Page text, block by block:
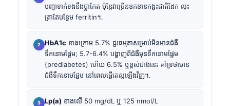
បញ្ហាទាក់ទងនឹងប្លាកែត ប៉ុន្តែវាច្រើនខកខានកង្វះជាតិដែក លុះ
ត្រាតែបន្ថែម ferritin។.
HbA1c ខាងក្រោម 5.7% ជួរធម្មតាសម្រាប់មិនមានជំងឺ
ទឹកនោមផ្អែម; 5.7-6.4% បង្ហាញពីជំងឺមុនទឹកនោមផ្អែម
(prediabetes) ហើយ 6.5% ឬខ្ពស់ជាងនេះ គាំទ្រថាមាន
ជំងឺទឹកនោមផ្អែម នៅពេលធ្វើតេស្តឡើងវិញ។.
Lp(a) ខាងលើ 50 mg/dL ឬ 125 nmol/L